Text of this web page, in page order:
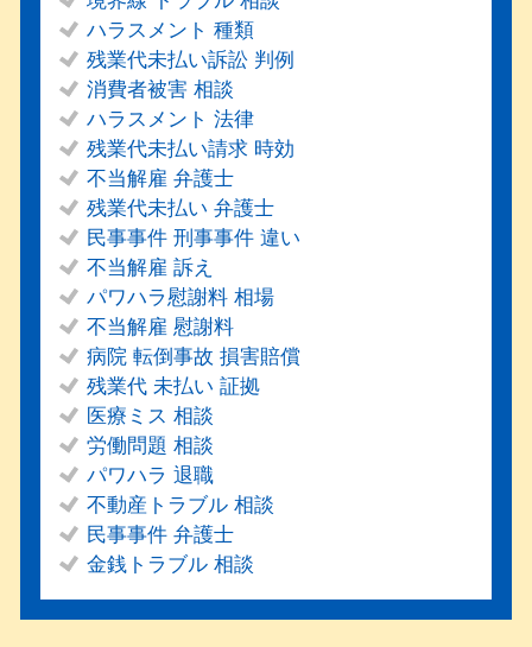
ハラスメント 種類
残業代未払い訴訟 判例
消費者被害 相談
ハラスメント 法律
残業代未払い請求 時効
不当解雇 弁護士
残業代未払い 弁護士
民事事件 刑事事件 違い
不当解雇 訴え
パワハラ慰謝料 相場
不当解雇 慰謝料
病院 転倒事故 損害賠償
残業代 未払い 証拠
医療ミス 相談
労働問題 相談
パワハラ 退職
不動産トラブル 相談
民事事件 弁護士
金銭トラブル 相談